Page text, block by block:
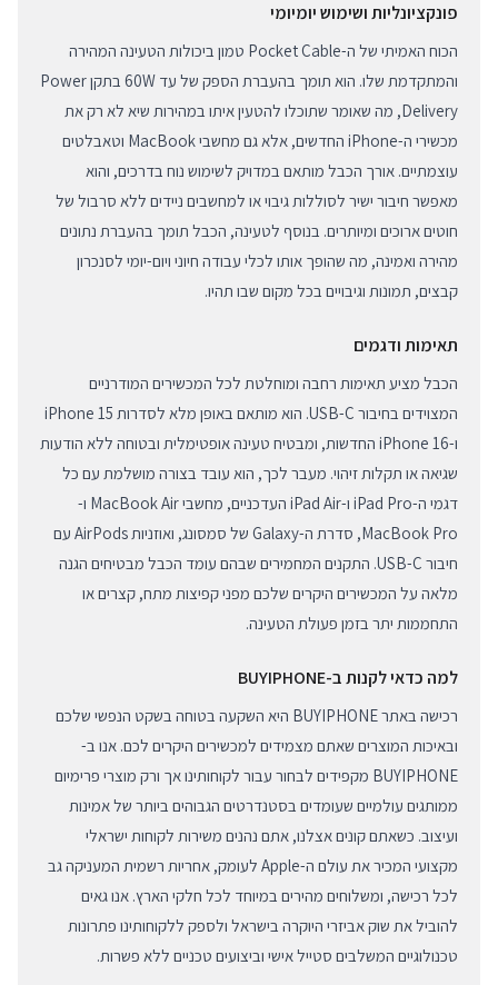
פונקציונליות ושימוש יומיומי
הכוח האמיתי של ה-Pocket Cable טמון ביכולות הטעינה המהירה
והמתקדמת שלו. הוא תומך בהעברת הספק של עד 60W בתקן Power
Delivery, מה שאומר שתוכלו להטעין איתו במהירות שיא לא רק את
מכשירי ה-iPhone החדשים, אלא גם מחשבי MacBook וטאבלטים
עוצמתיים. אורך הכבל מותאם במדויק לשימוש נוח בדרכים, והוא
מאפשר חיבור ישיר לסוללות גיבוי או למחשבים ניידים ללא סרבול של
חוטים ארוכים ומיותרים. בנוסף לטעינה, הכבל תומך בהעברת נתונים
מהירה ואמינה, מה שהופך אותו לכלי עבודה חיוני ויום-יומי לסנכרון
קבצים, תמונות וגיבויים בכל מקום שבו תהיו.
תאימות ודגמים
הכבל מציע תאימות רחבה ומוחלטת לכל המכשירים המודרניים
המצוידים בחיבור USB-C. הוא מותאם באופן מלא לסדרות iPhone 15
ו-iPhone 16 החדשות, ומבטיח טעינה אופטימלית ובטוחה ללא הודעות
שגיאה או תקלות זיהוי. מעבר לכך, הוא עובד בצורה מושלמת עם כל
דגמי ה-iPad Pro ו-iPad Air העדכניים, מחשבי MacBook Air ו-
MacBook Pro, סדרת ה-Galaxy של סמסונג, ואוזניות AirPods עם
חיבור USB-C. התקנים המחמירים שבהם עומד הכבל מבטיחים הגנה
מלאה על המכשירים היקרים שלכם מפני קפיצות מתח, קצרים או
התחממות יתר בזמן פעולת הטעינה.
למה כדאי לקנות ב-BUYIPHONE
רכישה באתר BUYIPHONE היא השקעה בטוחה בשקט הנפשי שלכם
ובאיכות המוצרים שאתם מצמידים למכשירים היקרים לכם. אנו ב-
BUYIPHONE מקפידים לבחור עבור לקוחותינו אך ורק מוצרי פרימיום
ממותגים עולמיים שעומדים בסטנדרטים הגבוהים ביותר של אמינות
ועיצוב. כשאתם קונים אצלנו, אתם נהנים משירות לקוחות ישראלי
מקצועי המכיר את עולם ה-Apple לעומק, אחריות רשמית המעניקה גב
לכל רכישה, ומשלוחים מהירים במיוחד לכל חלקי הארץ. אנו גאים
להוביל את שוק אביזרי היוקרה בישראל ולספק ללקוחותינו פתרונות
טכנולוגיים המשלבים סטייל אישי וביצועים טכניים ללא פשרות.